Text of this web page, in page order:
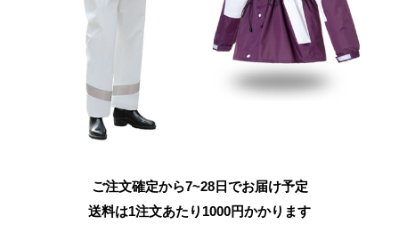
ご注文確定から7~28日でお届け予定
送料は1注文あたり 1000円かかります